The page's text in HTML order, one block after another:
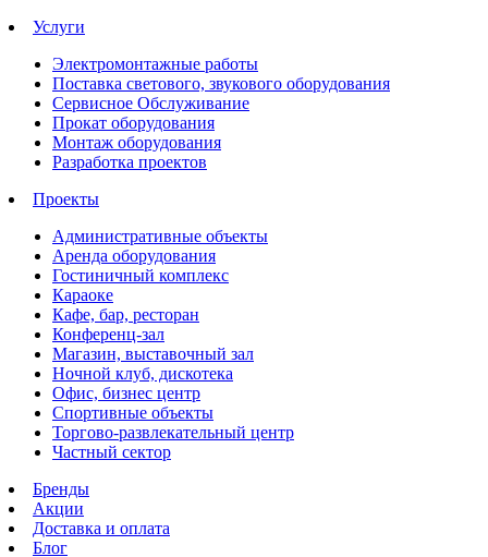
Услуги
Электромонтажные работы
Поставка светового, звукового оборудования
Сервисное Обслуживание
Прокат оборудования
Монтаж оборудования
Разработка проектов
Проекты
Административные объекты
Аренда оборудования
Гостиничный комплекс
Караоке
Кафе, бар, ресторан
Конференц-зал
Магазин, выставочный зал
Ночной клуб, дискотека
Офис, бизнес центр
Спортивные объекты
Торгово-развлекательный центр
Частный сектор
Бренды
Акции
Доставка и оплата
Блог